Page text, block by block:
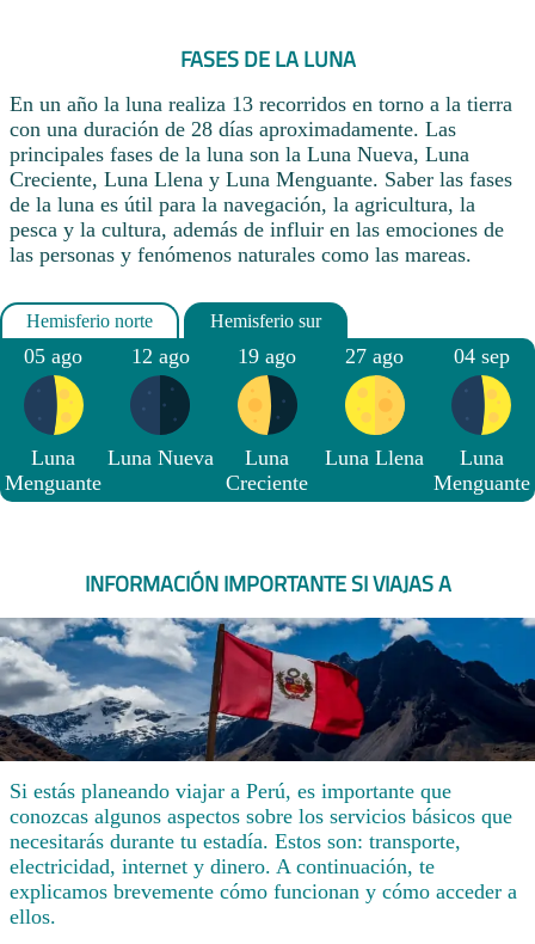
FASES DE LA LUNA
En un año la luna realiza 13 recorridos en torno a la tierra
con una duración de 28 días aproximadamente. Las
principales fases de la luna son la Luna Nueva, Luna
Creciente, Luna Llena y Luna Menguante. Saber las fases
de la luna es útil para la navegación, la agricultura, la
pesca y la cultura, además de influir en las emociones de
las personas y fenómenos naturales como las mareas.
05 ago
Luna
Menguante
12 ago
Luna Nueva
19 ago
Luna
Creciente
27 ago
Luna Llena
04 sep
Luna
Menguante
INFORMACIÓN IMPORTANTE SI VIAJAS A
Si estás planeando viajar a Perú, es importante que
conozcas algunos aspectos sobre los servicios básicos que
necesitarás durante tu estadía. Estos son: transporte,
electricidad, internet y dinero. A continuación, te
explicamos brevemente cómo funcionan y cómo acceder a
ellos.